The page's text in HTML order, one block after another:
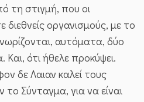
τη στιγμή, που οι
διεθνείς οργανισμούς, με το
αυτόματα, δύο
ότι ήθελε προκύψει.
δε Λαιαν καλεί τους
Σύνταγμα, για να είναι